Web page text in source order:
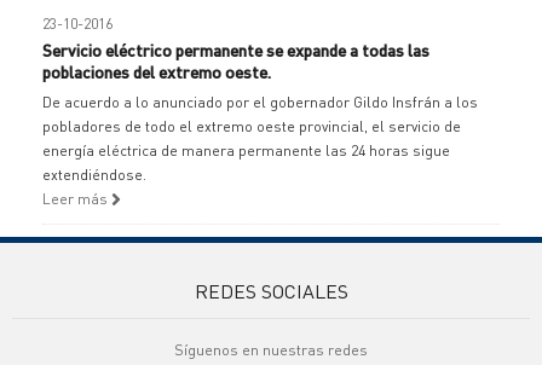
23-10-2016
Servicio eléctrico permanente se expande a todas las
poblaciones del extremo oeste.
De acuerdo a lo anunciado por el gobernador Gildo Insfrán a los
pobladores de todo el extremo oeste provincial, el servicio de
energía eléctrica de manera permanente las 24 horas sigue
extendiéndose.
Leer más
REDES SOCIALES
Síguenos en nuestras redes